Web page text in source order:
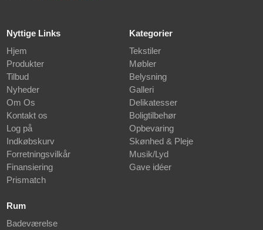
Nyttige Links
Hjem
Produkter
Tilbud
Nyheder
Om Os
Kontakt os
Log på
Indkøbskurv
Forretningsvilkår
Finansiering
Prismatch
Kategorier
Tekstiler
Møbler
Belysning
Galleri
Delikatesser
Boligtilbehør
Opbevaring
Skønhed & Pleje
Musik/Lyd
Gave idéer
Rum
Badeværelse